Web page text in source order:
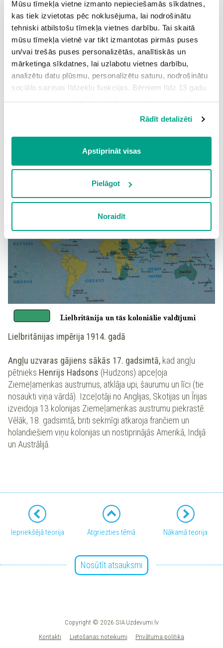
Mūsu tīmekļa vietne izmanto nepieciešamās sīkdatnes,
kas tiek izvietotas pēc noklusējuma, lai nodrošinātu
tehniski atbilstošu tīmekļa vietnes darbību. Tai skaitā
mūsu tīmekļa vietnē var tikt izmantotas pirmās puses
un/vai trešās puses personalizētās, analītiskās un
mārketinga sīkdatnes, lai uzlabotu vietnes darbību,
analizētu datu plūsmu, personalizētu saturu, nodrošinātu
sociālo saziņas līdzekļu funkcijas. Bērniem līdz 13 gadu
Spiežot uz pogas “Apstiprināt visas”, Jūs piekrītat visām
sīkdatnēm, kas atrodas šajā tīmekļa vietnē, ieskaitot
trešo pušu mārketinga sīkdatnes. Spiežot uz pogas
vietnē, izņemot “Nepieciešamās” sīkdatnes, kuru
izmantošanai nav nepieciešams iegūt lietotāja piekrišanu.
Spiežot uz pogas “Apstiprināt izvēlētās”, Jūs varat mainīt
sīkdatņu politikuun ir iespēja atsaukt savu
piekrišanu sadaļā “Sīkdatņu iestatījumi”.
Rādīt detalizēti
Apstiprināt visas
Pielāgot
Noraidīt
Sers Frānsis Dreiks.
16. gadsimta beigās, kad Eiropas valstu tirdzniecība ar
kompānijas tirdzniecībai ar dažādiem pasaules reģioniem –
koloniālajai impērijai, kuras platība 19. gadsimtā sasniedza
aptuveni 40 miljonus kvadrātkilometru.
Lielbritānijas impērija 1914. gadā
Angļu uzvaras gājiens sākās 17. gadsimtā, kad angļu
pētnieks Henrijs Hadsons (Hudzons) apceļoja
Ziemeļamerikas austrumus, atklāja upi, šaurumu un līci (tie
nosaukti viņa vārdā). Izceļotāji no Anglijas, Skotijas un Īrijas
izveidoja 13 kolonijas Ziemeļamerikas austrumu piekrastē.
Vēlāk, 18. gadsimtā, briti sekmīgi atkaroja frančiem un
holandiešiem viņu kolonijas un nostiprinājās Amerikā, Indijā
un Austrālijā.
Iepriekšējā teorija Atgriezties tēmā Nākamā teorija
Nosūtīt atsauksmi
Copyright © 2026 SIA Uzdevumi.lv
Kontakti
Lietošanas noteikumi
Privātuma politika